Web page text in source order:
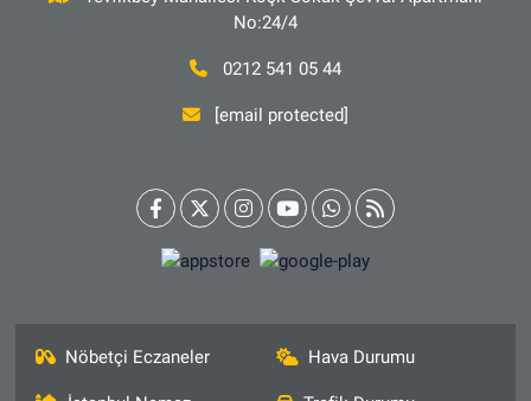
No:24/4
0212 541 05 44
[email protected]
Nöbetçi Eczaneler Hava Durumu